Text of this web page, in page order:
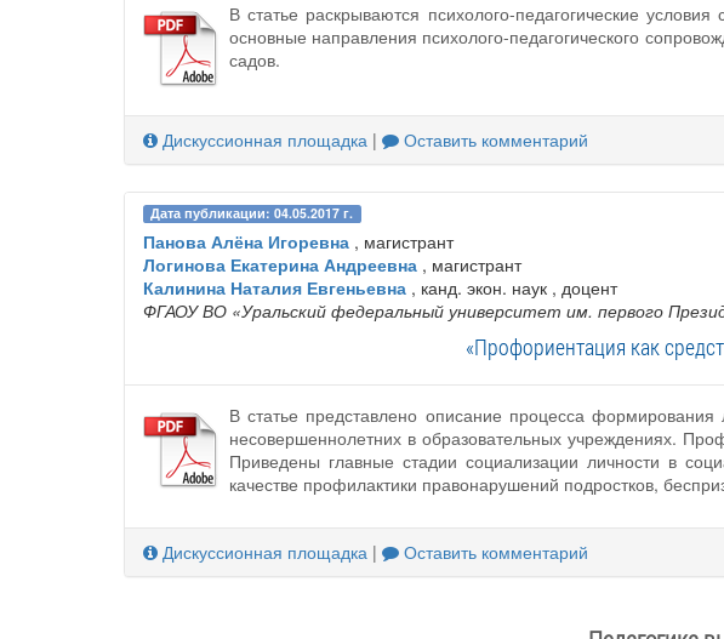
В статье раскрываются психолого-педагогические
основные направления психолого-педагогического
садов.
Дискуссионная площадка | Оставить комментарий
Дата публикации: 04.05.2017 г.
Панова Алёна Игоревна , магистрант
Логинова Екатерина Андреевна , магистрант
Калинина Наталия Евгеньевна , канд. экон. наук , доцент
ФГАОУ ВО «Уральский федеральный университет им. первого
«Профориентация как
В статье представлено описание процесса
несовершеннолетних в образовательных учреждениях.
Приведены главные стадии социализации личности в
качестве профилактики правонарушений подростков,
Дискуссионная площадка | Оставить комментарий